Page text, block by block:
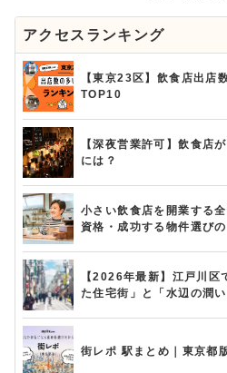
アクセスランキング
【東京23区】飲食店出店
TOP10
【深夜営業許可】飲食店
には？
小さい飲食店を開業する
資格・成功する物件選び
【2026年最新】江戸川区
た住宅街」と「水辺の潤
街レポ 駅まとめ｜東京都